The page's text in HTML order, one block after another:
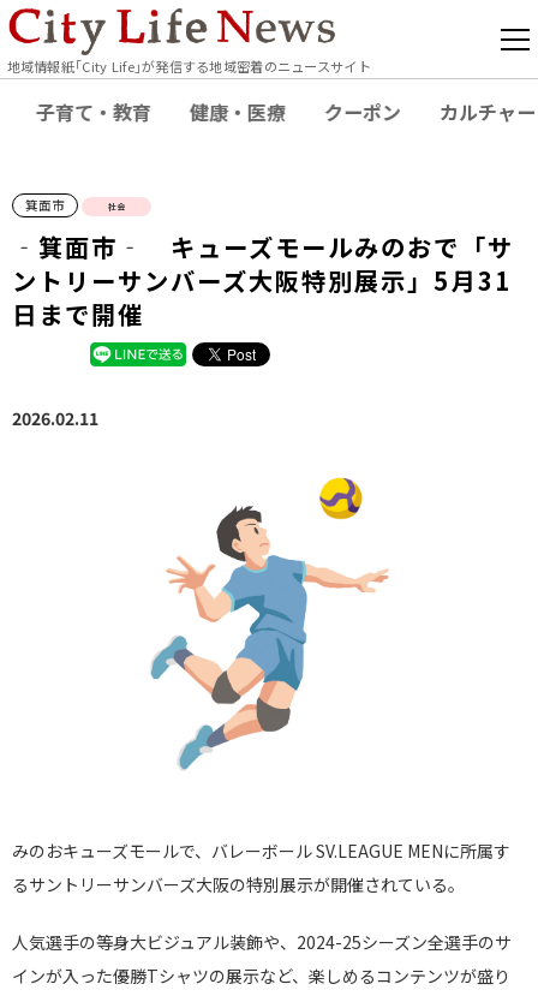
地域情報紙｢City Life｣が発信する地域密着のニュースサイト
子育て・教育 健康・医療 クーポン カルチャー
箕面市 社会
‐箕面市‐ キューズモールみのおで「サ
ントリーサンバーズ大阪特別展示」5月31
日まで開催
2026.02.11
みのおキューズモールで、バレーボール SV.LEAGUE MENに所属す
るサントリーサンバーズ大阪の特別展示が開催されている。
人気選手の等身大ビジュアル装飾や、2024-25シーズン全選手のサ
インが入った優勝Tシャツの展示など、楽しめるコンテンツが盛り